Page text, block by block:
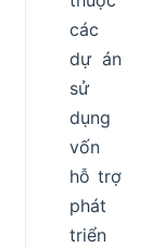
các
dự án
sử
dụng
vốn
hỗ trợ
phát
triển